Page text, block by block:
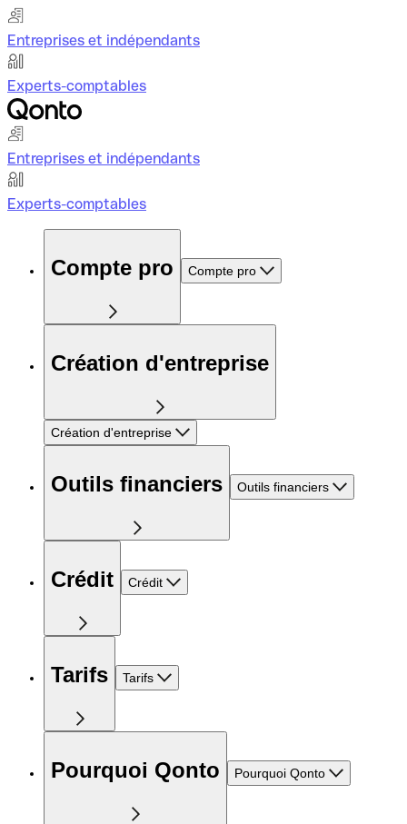
Entreprises et indépendants
Experts-comptables
Entreprises et indépendants
Experts-comptables
Compte pro Compte pro
Création d'entreprise
Création d'entreprise
Outils financiers Outils financiers
Crédit Crédit
Tarifs Tarifs
Pourquoi Qonto Pourquoi Qonto